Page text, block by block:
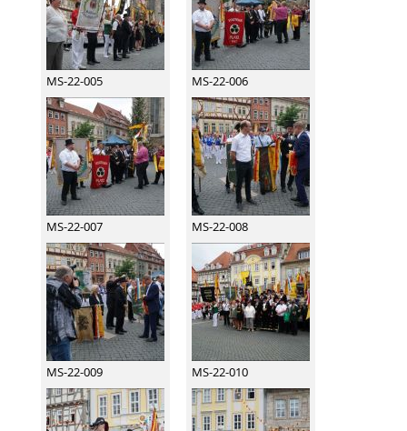
MS-22-005 MS-22-006
MS-22-007 MS-22-008
MS-22-009 MS-22-010